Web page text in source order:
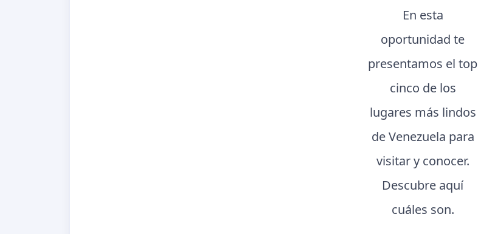
En esta
oportunidad te
presentamos el top
cinco de los
lugares más lindos
de Venezuela para
visitar y conocer.
Descubre aquí
cuáles son.